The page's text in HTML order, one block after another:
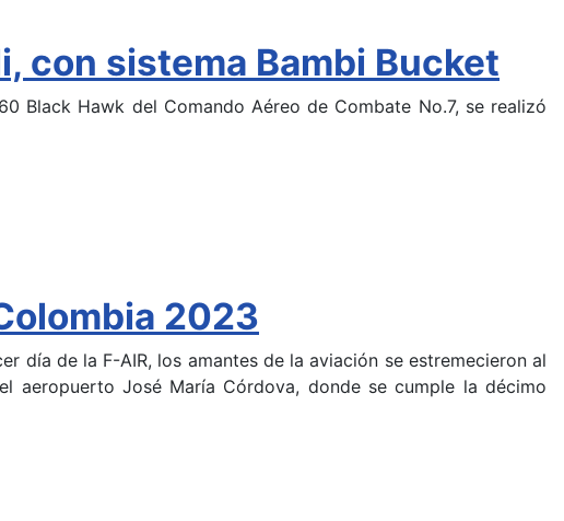
con sistema Bambi Bucket
Black Hawk del Comando Aéreo de Combate No.7, se realizó
2023
día de la F-AIR, los amantes de la aviación se estremecieron al
aeropuerto José María Córdova, donde se cumple la décimo